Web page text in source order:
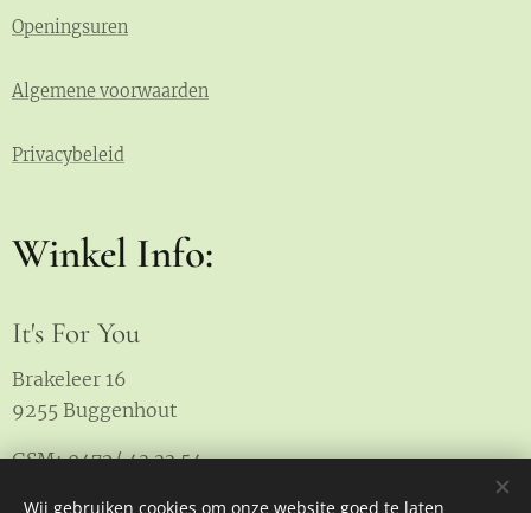
Openingsuren
Algemene voorwaarden
Privacybeleid
Winkel Info:
It's For You
Brakeleer 16
9255 Buggenhout
GSM: 0472/ 43 33 54
Wij gebruiken cookies om onze website goed te laten